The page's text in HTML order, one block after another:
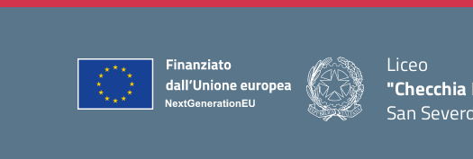
Liceo
San